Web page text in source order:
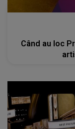
Când au loc